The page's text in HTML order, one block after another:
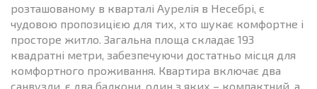
розташованому в кварталі Аурелія в Несебрі, є
чудовою пропозицією для тих, хто шукає комфортне і
просторе житло. Загальна площа складає 193
квадратні метри, забезпечуючи достатньо місця для
комфортного проживання. Квартира включає два
санвузли, є два балкони, один з яких – компактний, а